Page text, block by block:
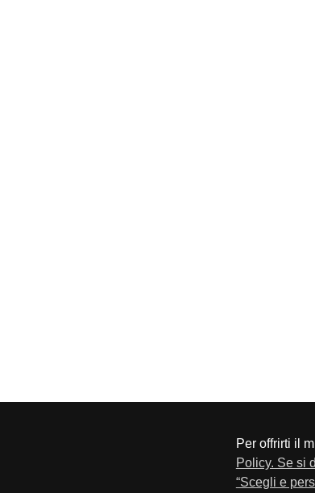
Per offrirti il
Policy. Se si
“Scegli e
Via F.Lippi, 30